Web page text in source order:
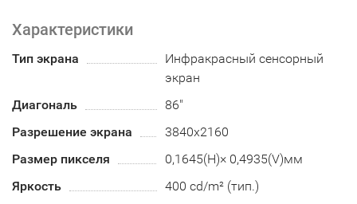
Характеристики
Тип экрана
Инфракрасный сенсорный
экран
Диагональ
86"
Разрешение экрана
3840х2160
Размер пикселя
0,1645(H)× 0,4935(V)мм
Яркость
400 cd/m² (тип.)